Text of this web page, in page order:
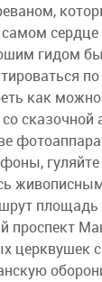
сердце
гидом
как
площадь
проспект
церквушек